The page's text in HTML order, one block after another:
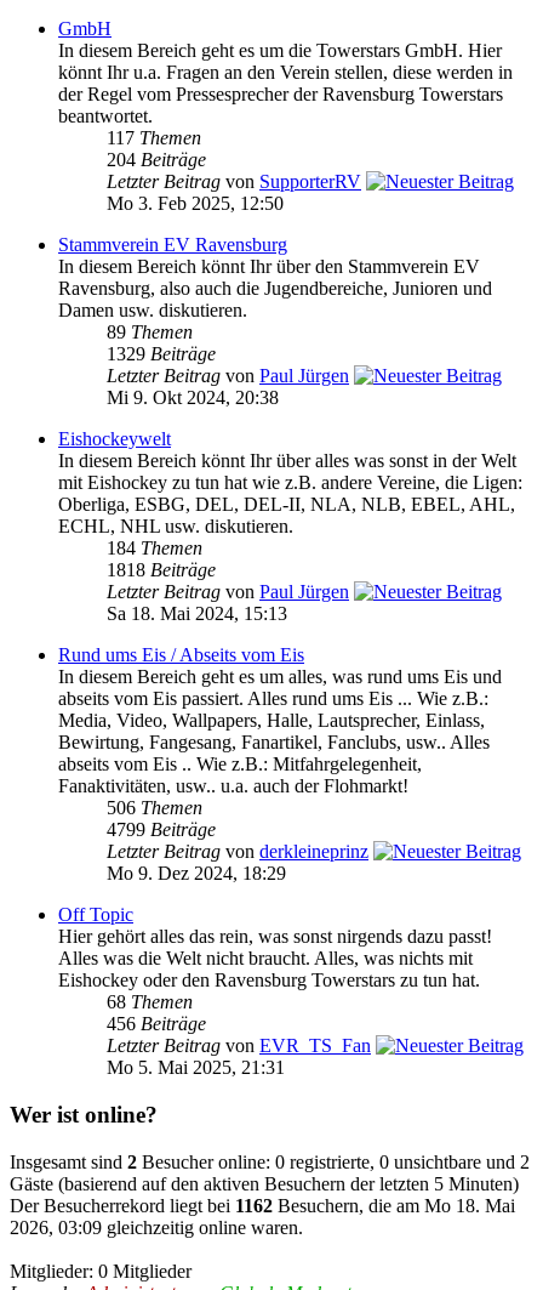
GmbH
In diesem Bereich geht es um die Towerstars GmbH. Hier
könnt Ihr u.a. Fragen an den Verein stellen, diese werden in
der Regel vom Pressesprecher der Ravensburg Towerstars
beantwortet.
117 Themen
204 Beiträge
Letzter Beitrag von SupporterRV
Mo 3. Feb 2025, 12:50
Stammverein EV Ravensburg
In diesem Bereich könnt Ihr über den Stammverein EV
Ravensburg, also auch die Jugendbereiche, Junioren und
Damen usw. diskutieren.
89 Themen
1329 Beiträge
Letzter Beitrag von Paul Jürgen
Mi 9. Okt 2024, 20:38
Eishockeywelt
In diesem Bereich könnt Ihr über alles was sonst in der Welt
mit Eishockey zu tun hat wie z.B. andere Vereine, die Ligen:
Oberliga, ESBG, DEL, DEL-II, NLA, NLB, EBEL, AHL,
ECHL, NHL usw. diskutieren.
184 Themen
1818 Beiträge
Letzter Beitrag von Paul Jürgen
Sa 18. Mai 2024, 15:13
Rund ums Eis / Abseits vom Eis
In diesem Bereich geht es um alles, was rund ums Eis und
abseits vom Eis passiert. Alles rund ums Eis ... Wie z.B.:
Media, Video, Wallpapers, Halle, Lautsprecher, Einlass,
Bewirtung, Fangesang, Fanartikel, Fanclubs, usw.. Alles
abseits vom Eis .. Wie z.B.: Mitfahrgelegenheit,
Fanaktivitäten, usw.. u.a. auch der Flohmarkt!
506 Themen
4799 Beiträge
Letzter Beitrag von derkleineprinz
Mo 9. Dez 2024, 18:29
Off Topic
Hier gehört alles das rein, was sonst nirgends dazu passt!
Alles was die Welt nicht braucht. Alles, was nichts mit
Eishockey oder den Ravensburg Towerstars zu tun hat.
68 Themen
456 Beiträge
Letzter Beitrag von EVR_TS_Fan
Mo 5. Mai 2025, 21:31
Wer ist online?
Insgesamt sind 2 Besucher online: 0 registrierte, 0 unsichtbare und 2
Gäste (basierend auf den aktiven Besuchern der letzten 5 Minuten)
Der Besucherrekord liegt bei 1162 Besuchern, die am Mo 18. Mai
2026, 03:09 gleichzeitig online waren.
Mitglieder: 0 Mitglieder